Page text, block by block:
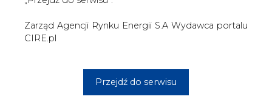
zawierane będą w wyniku przeprowadzenia aukcji na
moc i otrzyma go ten dostawca mocy, który zaoferuje
najniższą cenę za odpowiednią ilość mocy. "Przy czym
nie oznacza to, że mechanizm wspiera wyłącznie stare
lepsze ceny oferowane są przez jednostki
najnowocześniejsze, a przy tym najsprawniejsze,
posiadające najniższe koszty i jednostkowe emisje" -